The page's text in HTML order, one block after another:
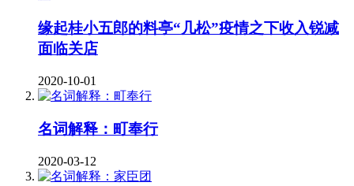
缘起桂小五郎的料亭“几松”疫情之下收入锐减
面临关店
2020-10-01
名词解释：町奉行
2020-03-12